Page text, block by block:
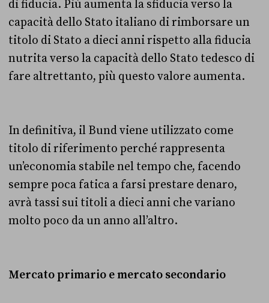
di fiducia. Più aumenta la sfiducia verso la
capacità dello Stato italiano di rimborsare un
titolo di Stato a dieci anni rispetto alla fiducia
nutrita verso la capacità dello Stato tedesco di
fare altrettanto, più questo valore aumenta.
In definitiva, il Bund viene utilizzato come
titolo di riferimento perché rappresenta
un’economia stabile nel tempo che, facendo
sempre poca fatica a farsi prestare denaro,
avrà tassi sui titoli a dieci anni che variano
molto poco da un anno all’altro.
Mercato primario e mercato secondario